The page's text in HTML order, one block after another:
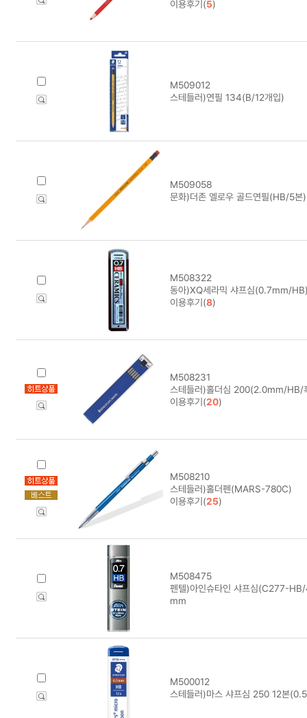
이용후기(5)
M509012
스테들러)연필 134(B/12개입)
M509058
문화)더존 엘로우 골드연필(HB/5본
M508322
동아)XQ세라믹 샤프심(0.7mm/
이용후기(8)
M508231
스테들러)홀더심 200(2.0mm/HB/
이용후기(20)
M508210
스테들러)홀더펜(MARS-780C)
이용후기(25)
M508475
펜텔)아인슈타인 샤프심(C277-
mm
M500012
스테들러)마스 샤프심 250 12본